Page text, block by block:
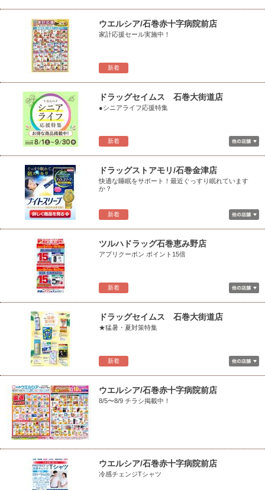
新着
ウエルシア/石巻赤十字病院前店
家計応援セール実施中！
新着
ドラッグセイムス 石巻大街道店
●シニアライフ応援特集
新着
ドラッグストアモリ/石巻金津店
快適な睡眠をサポート！最近ぐっすり眠れています
か？
新着
ツルハドラッグ石巻恵み野店
アプリクーポン ポイント15倍
新着
ドラッグセイムス 石巻大街道店
★猛暑・夏対策特集
ウエルシア/石巻赤十字病院前店
8/5〜8/9 チラシ掲載中！
ウエルシア/石巻赤十字病院前店
冷感チェンジTシャツ